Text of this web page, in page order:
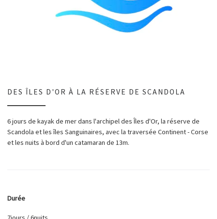
DES ÎLES D'OR À LA RÉSERVE DE SCANDOLA
6 jours de kayak de mer dans l'archipel des Îles d'Or, la réserve de
Scandola et les îles Sanguinaires, avec la traversée Continent - Corse
et les nuits à bord d'un catamaran de 13m.
Durée